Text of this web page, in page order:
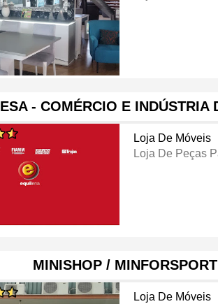
ESA - COMÉRCIO E INDÚSTRIA
Loja De Móveis
Loja De Peças
MINISHOP / MINFORSPORT
Loja De Móveis